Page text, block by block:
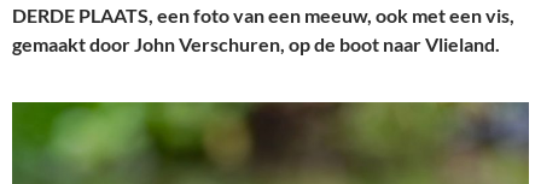
DERDE PLAATS, een foto van een meeuw, ook met een vis,
gemaakt door John Verschuren, op de boot naar Vlieland.